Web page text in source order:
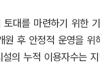
대를 마련하기 위한
후 안정적 운영을 위
의 누적 이용자수는